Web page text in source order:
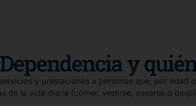
y
y prestaciones a personas que, por edad
de la vida diaria (comer, vestirse, asearse o